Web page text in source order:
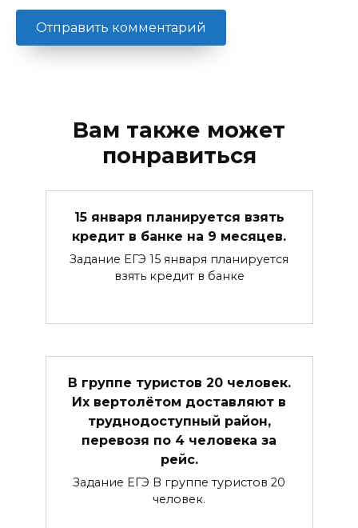
Вам также может
понравиться
15 января планируется взять
кредит в банке на 9 месяцев.
Задание ЕГЭ 15 января планируется
взять кредит в банке
В группе туристов 20 человек.
Их вертолётом доставляют в
труднодоступный район,
перевозя по 4 человека за
рейс.
Задание ЕГЭ В группе туристов 20
человек.